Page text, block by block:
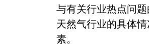
与有关行业热点问
天然气行业的具体
素。